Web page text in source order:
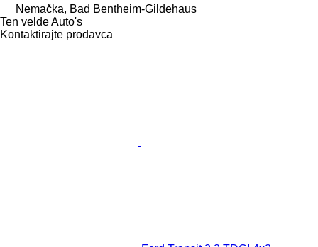
Nemačka, Bad Bentheim-Gildehaus
Ten velde Auto's
Kontaktirajte prodavca